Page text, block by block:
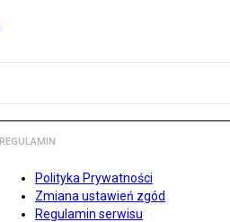
REGULAMIN
Polityka Prywatności
Zmiana ustawień zgód
Regulamin serwisu